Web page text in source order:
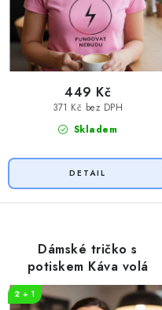
Skladem
371 Kč bez DPH
449 Kč
Dámské tričko s
potiskem Káva volá
2 + 1